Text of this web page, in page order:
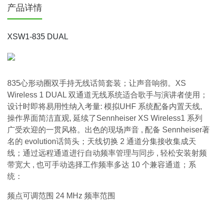
产品详情
XSW1-835 DUAL
835心形动圈双手持无线话筒套装；让声音响彻。XS
Wireless 1 DUAL 双通道无线系统适合歌手与演讲者使用；
设计时即将易用性纳入考量: 模拟UHF 系统配备内置天线,
操作界面简洁直观, 延续了Sennheiser XS Wireless1 系列
广受欢迎的一贯风格。出色的现场声音 , 配备 Sennheiser著
名的 evolution话筒头；天线切换 2 通道分集接收集成天
线；通过远程通道进行自动频率管理与同步 , 轻松安装射频
带宽大 , 也可手动选择工作频率多达 10 个兼容通道；系
统：
频点可调范围 24 MHz 频率范围